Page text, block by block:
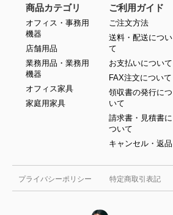
プライバシーポリシー 特定商取引表記
商品カテゴリ
オフィス・事務用
機器
店舗用品
業務用品・業務用
機器
オフィス家具
家庭用家具
ご利用ガイド
ご注文方法
送料・配送につい
て
お支払いについて
FAX注文について
領収書の発行につ
いて
請求書・見積書に
ついて
キャンセル・返品